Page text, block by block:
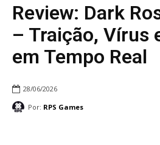
Review: Dark
– Traição, Vírus
em Tempo Real
28/06/2026
Por: RPS Games